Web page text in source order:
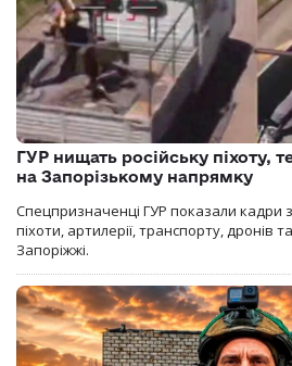
ГУР нищать російську піхоту,
на Запорізькому напрямку
Спецпризначенці ГУР показали кадри
піхоти, артилерії, транспорту, дронів
Запоріжжі.